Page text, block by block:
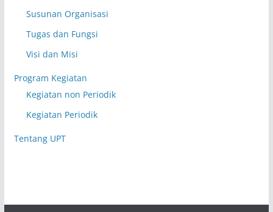
Susunan Organisasi
Tugas dan Fungsi
Visi dan Misi
Program Kegiatan
Kegiatan non Periodik
Kegiatan Periodik
Tentang UPT